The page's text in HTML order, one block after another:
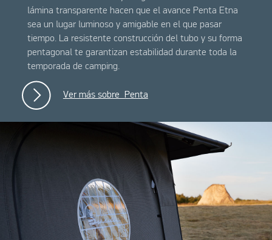
lámina transparente hacen que el avance Penta Etna
sea un lugar luminoso y amigable en el que pasar
tiempo. La resistente construcción del tubo y su forma
pentagonal te garantizan estabilidad durante toda la
temporada de camping.
Ver más sobre Penta